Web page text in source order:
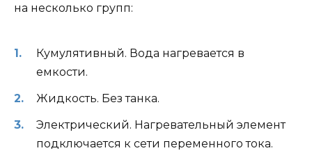
на несколько групп:
Кумулятивный. Вода нагревается в
емкости.
Жидкость. Без танка.
Электрический. Нагревательный элемент
подключается к сети переменного тока.